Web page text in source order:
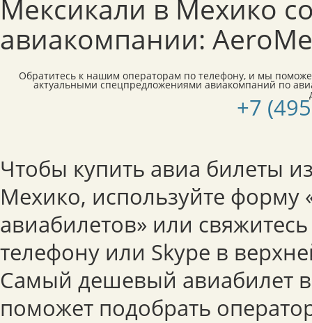
Мексикали в Мехико
авиакомпании:
Обратитесь к нашим операторам по телефону, и мы
актуальными спецпредложениями авиакомпаний по
+7
Чтобы купить авиа билеты
Мехико, используйте форму
авиабилетов» или
телефону или Skype в
Самый дешевый авиабилет
поможет подобрать